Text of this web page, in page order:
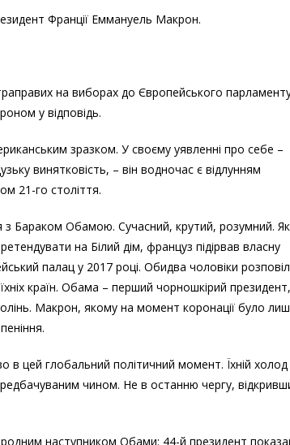
Франції Еммануель Макрон.
на виборах до Європейського
у відповідь.
зразком. У своєму уявленні про себе –
винятковість, – він водночас є відлунням
21-го століття.
Бараком Обамою. Сучасний, крутий, розумний. Як
на Білий дім, француз підірвав власну
палац у 2017 році. Обидва чоловіки
їхніх країн. Обама – перший чорношкірий президент,
Макрон, якому на момент коронації було
в цей глобальний політичний момент. Їхній холод
чином. Не в останню чергу,
наступником Обами: 44-й президент